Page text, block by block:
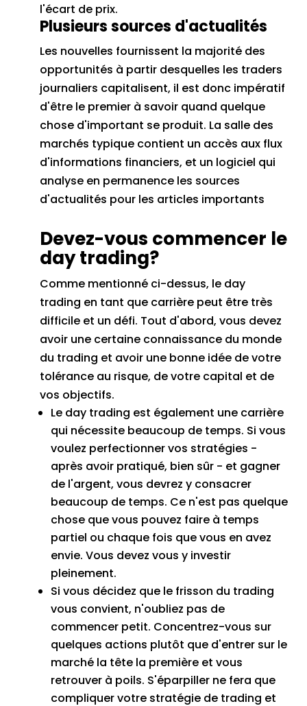
l'écart de prix.
Plusieurs sources d'actualités
Les nouvelles fournissent la majorité des
opportunités à partir desquelles les traders
journaliers capitalisent, il est donc impératif
d'être le premier à savoir quand quelque
chose d'important se produit. La salle des
marchés typique contient un accès aux flux
d'informations financiers, et un logiciel qui
analyse en permanence les sources
d'actualités pour les articles importants
Devez-vous commencer le
day trading?
Comme mentionné ci-dessus, le day
trading en tant que carrière peut être très
difficile et un défi. Tout d'abord, vous devez
avoir une certaine connaissance du monde
du trading et avoir une bonne idée de votre
tolérance au risque, de votre capital et de
vos objectifs.
Le day trading est également une carrière
qui nécessite beaucoup de temps. Si vous
voulez perfectionner vos stratégies -
après avoir pratiqué, bien sûr - et gagner
de l'argent, vous devrez y consacrer
beaucoup de temps. Ce n'est pas quelque
chose que vous pouvez faire à temps
partiel ou chaque fois que vous en avez
envie. Vous devez vous y investir
pleinement.
Si vous décidez que le frisson du trading
vous convient, n'oubliez pas de
commencer petit. Concentrez-vous sur
quelques actions plutôt que d'entrer sur le
marché la tête la première et vous
retrouver à poils. S'éparpiller ne fera que
compliquer votre stratégie de trading et